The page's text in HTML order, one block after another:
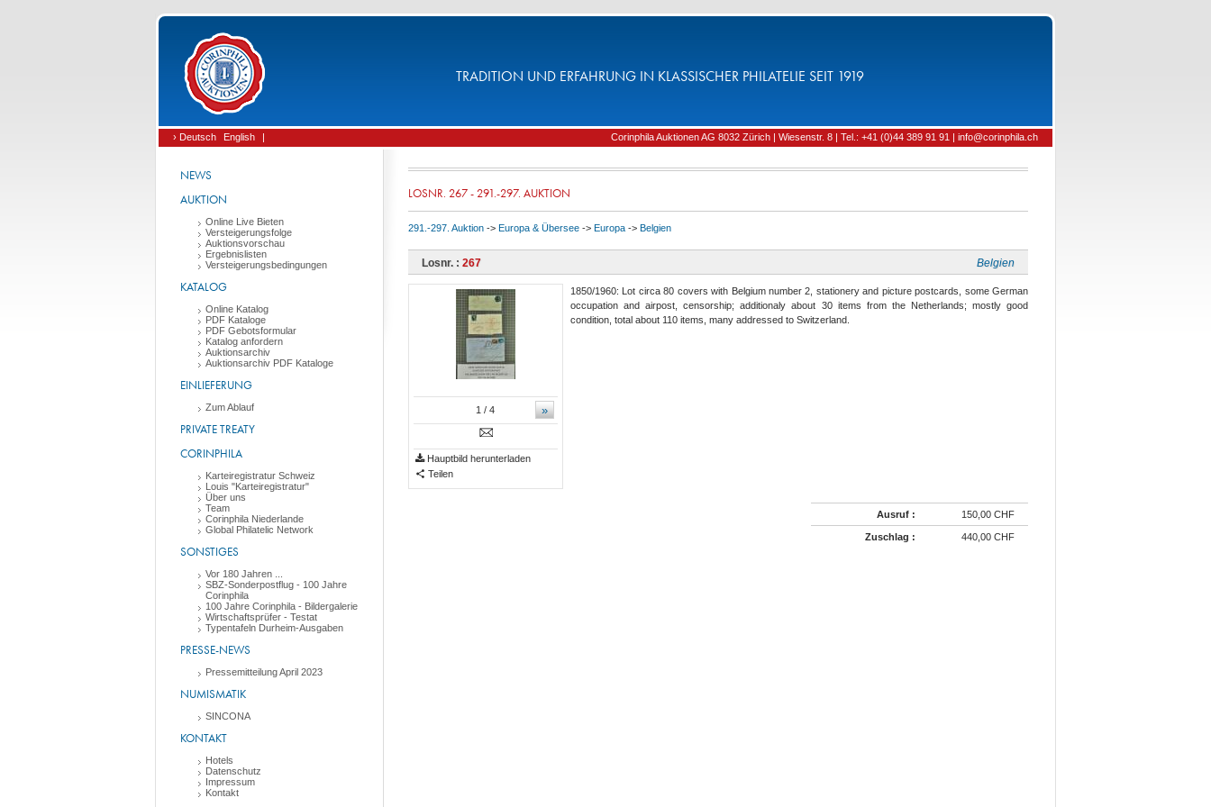
TRADITION UND ERFAHRUNG IN KLASSISCHER PHILATELIE SEIT 1919
› Deutsch English | Corinphila Auktionen AG 8032 Zürich | Wiesenstr. 8 | Tel.: +41 (0)44 389 91 91 | info@corinphila.ch
NEWS
AUKTION
Online Live Bieten
Versteigerungsfolge
Auktionsvorschau
Ergebnislisten
Versteigerungsbedingungen
KATALOG
Online Katalog
PDF Kataloge
PDF Gebotsformular
Katalog anfordern
Auktionsarchiv
Auktionsarchiv PDF Kataloge
EINLIEFERUNG
Zum Ablauf
PRIVATE TREATY
CORINPHILA
Karteiregistratur Schweiz
Louis "Karteiregistratur"
Über uns
Team
Corinphila Niederlande
Global Philatelic Network
SONSTIGES
Vor 180 Jahren ...
SBZ-Sonderpostflug - 100 Jahre
Corinphila
100 Jahre Corinphila - Bildergalerie
Wirtschaftsprüfer - Testat
Typentafeln Durheim-Ausgaben
PRESSE-NEWS
Pressemitteilung April 2023
NUMISMATIK
SINCONA
KONTAKT
Hotels
Datenschutz
Impressum
Kontakt
LOSNR. 267 - 291.-297. AUKTION
291.-297. Auktion -> Europa & Übersee -> Europa -> Belgien
Losnr. : 267 Belgien
»
1 / 4
Hauptbild herunterladen
Teilen
1850/1960: Lot circa 80 covers with Belgium number 2, stationery and picture postcards, some German
occupation and airpost, censorship; additionaly about 30 items from the Netherlands; mostly good
condition, total about 110 items, many addressed to Switzerland.
Ausruf : 150,00 CHF
Zuschlag : 440,00 CHF